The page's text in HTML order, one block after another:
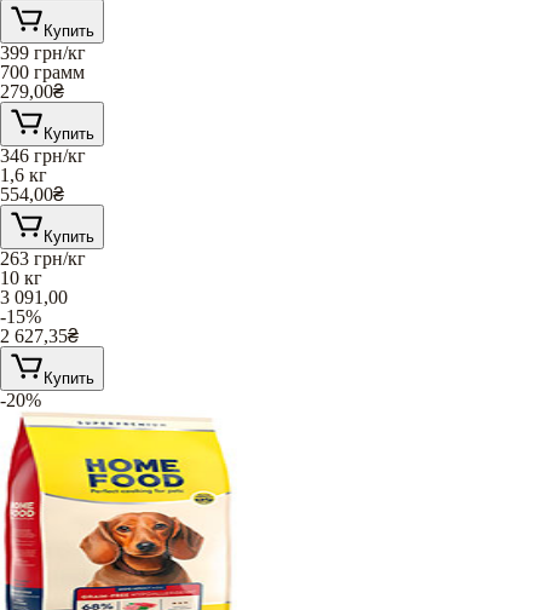
Купить
399 грн/кг
700 грамм
279,00₴
Купить
346 грн/кг
1,6 кг
554,00₴
Купить
263 грн/кг
10 кг
3 091,00
-15%
2 627,35₴
Купить
-20%